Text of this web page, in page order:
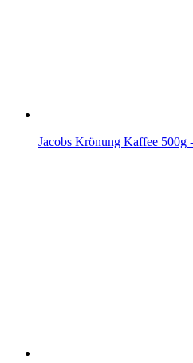
Jacobs Krönung Kaffee 500g